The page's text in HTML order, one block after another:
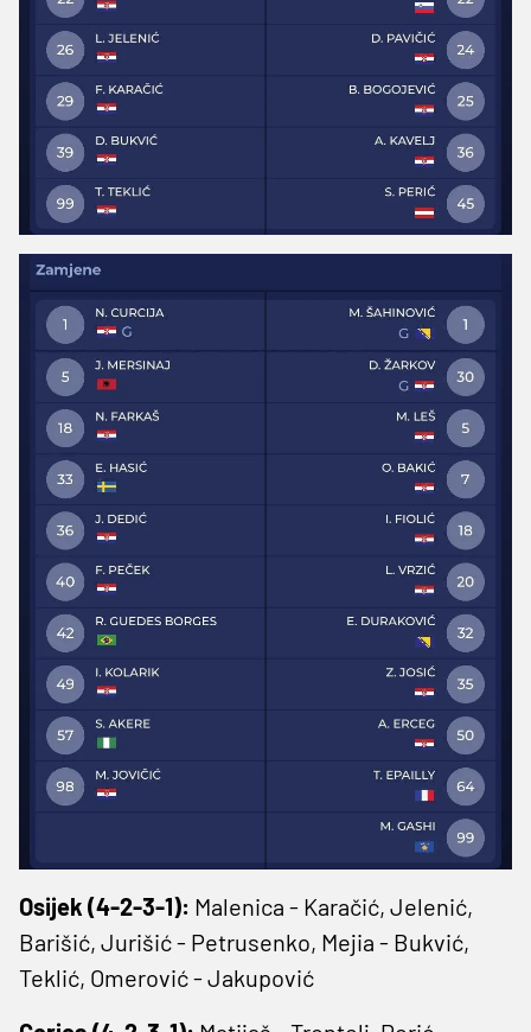
Osijek (4-2-3-1): Malenica - Karačić, Jelenić,
Barišić, Jurišić - Petrusenko, Mejia - Bukvić,
Teklić, Omerović - Jakupović